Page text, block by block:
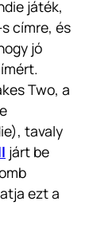
játék,
címre, és
jó
Two, a
tavaly
járt be
ezt a